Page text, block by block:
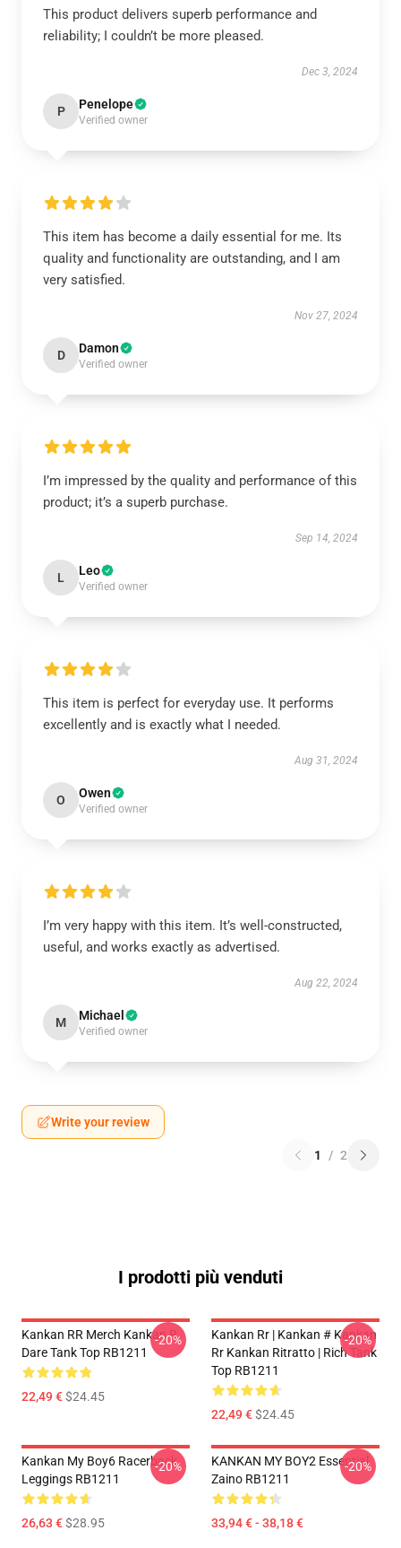
This product delivers superb performance and
reliability; I couldn’t be more pleased.
Dec 3, 2024
P Penelope
Verified owner
This item has become a daily essential for me. Its
quality and functionality are outstanding, and I am
very satisfied.
Nov 27, 2024
D Damon
Verified owner
I’m impressed by the quality and performance of this
product; it’s a superb purchase.
Sep 14, 2024
L Leo
Verified owner
This item is perfect for everyday use. It performs
excellently and is exactly what I needed.
Aug 31, 2024
O Owen
Verified owner
I’m very happy with this item. It’s well-constructed,
useful, and works exactly as advertised.
Aug 22, 2024
M Michael
Verified owner
Write your review
1 / 2
I prodotti più venduti
Kankan RR Merch Kankan R
Dare Tank Top RB1211
22,49 €$24.45
-20%
Kankan Rr | Kankan # Kankan
Rr Kankan Ritratto | Rich Tank
Top RB1211
22,49 €$24.45
-20%
Kankan My Boy6 Racerback
Leggings RB1211
26,63 €$28.95
-20%
KANKAN MY BOY2 Essential
Zaino RB1211
33,94 € - 38,18 €
-20%